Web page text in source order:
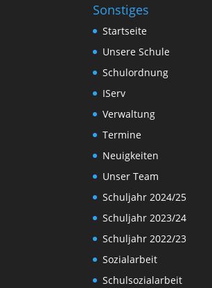
Sonstiges
Startseite
Unsere Schule
Schulordnung
IServ
Verwaltung
Termine
Neuigkeiten
Unser Team
Schuljahr 2024/25
Schuljahr 2023/24
Schuljahr 2022/23
Sozialarbeit
Schulsozialarbeit